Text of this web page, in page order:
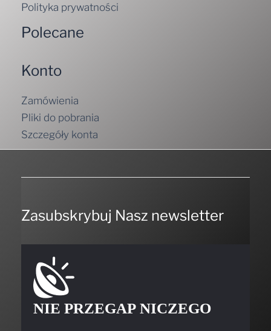
Polityka prywatności
Polecane
Konto
Zamówienia
Pliki do pobrania
Szczegóły konta
Zasubskrybuj Nasz newsletter
NIE PRZEGAP NICZEGO